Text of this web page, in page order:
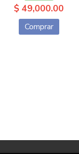
$ 49,000.00
Comprar